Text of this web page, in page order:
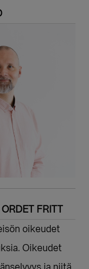
FRITT
oikeudet
Oikeudet